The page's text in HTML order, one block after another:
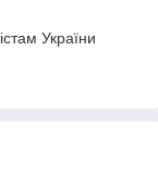
України